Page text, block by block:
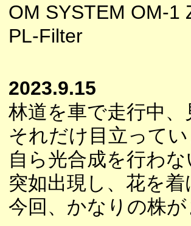
OM SYSTEM OM-1
PL-Filter
2023.9.15
林道を車で走行中
それだけ目立ってい
自ら光合成を行わ
突如出現し、花を
今回、かなりの株